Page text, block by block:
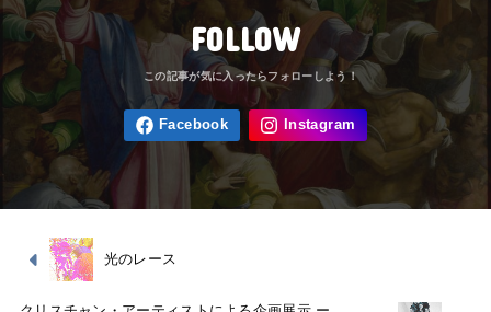
FOLLOW
光のレース